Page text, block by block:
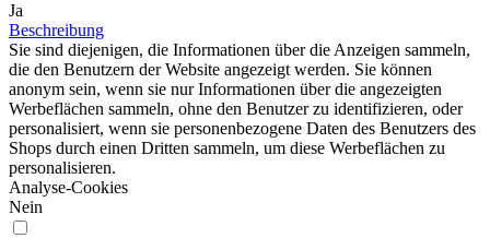
Ja
Beschreibung
Sie sind diejenigen, die Informationen über die Anzeigen sammeln,
die den Benutzern der Website angezeigt werden. Sie können
anonym sein, wenn sie nur Informationen über die angezeigten
Werbeflächen sammeln, ohne den Benutzer zu identifizieren, oder
personalisiert, wenn sie personenbezogene Daten des Benutzers des
Shops durch einen Dritten sammeln, um diese Werbeflächen zu
personalisieren.
Analyse-Cookies
Nein